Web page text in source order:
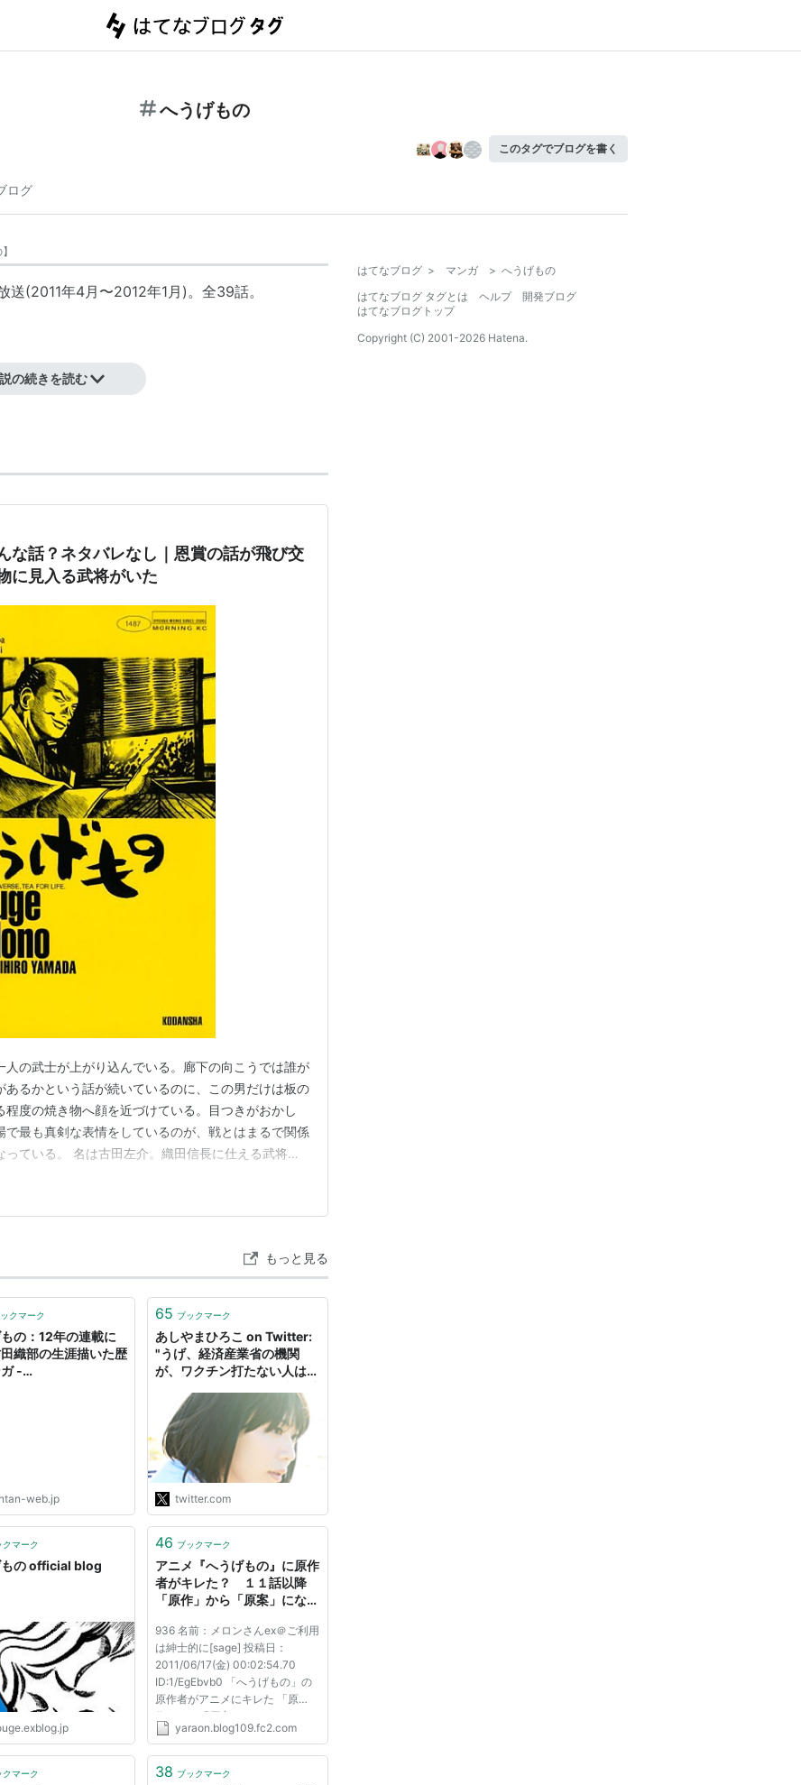
へうげもの
このタグでブログを書く
ログ
】
(2011年4月〜2012年1月)。全39話。
】
2005年から2017年11月30日発売号まで、週刊モ
。
「へうげもの」と書いて実際は「ひょうげも
武将。
豊臣秀吉、徳川家康らも活躍する。
きんもの)という意味で、実在の織部が1599年、
うげもの」と命名されている。
祭マンガ部門優秀賞
ガ大賞
の続きを読む
な話？ネタバレなし｜恩賞の話が飛び交
に見入る武将がいた
の武士が上がり込んでいる。廊下の向こうでは誰が
るかという話が続いているのに、この男だけは板の
度の焼き物へ顔を近づけている。目つきがおかし
最も真剣な表情をしているのが、戦とはまるで関係
ている。 名は古田左介。織田信長に仕える武将
は同じ陣にいる誰とも変わらない。ところが目の前
、その野心が丸ごと横へ押しや…
もっと見る
クマーク
の：12年の連載に
織部の生涯描いた歴
-
web.jp
65 ブックマーク
あしやまひろこ on Twitter:
"うげ、経済産業省の機関
が、ワクチン打たない人は、
金が無い人・鬱病・痩せてい
る人っていう身も蓋もない調
査結果出してる……。 RIETI -
どういう人々が新型コロナウ
イルスのワクチンを接種した
がらないか：…
https://t.co/l6JTGPGsZB"
twitter.com
クマーク
もの official blog
46 ブックマーク
アニメ『へうげもの』に原作
者がキレた？ １１話以降
「原作」から「原案」になる
936 名前：メロンさんex＠ご利用
は紳士的に[sage] 投稿日：
2011/06/17(金) 00:02:54.70
ID:1/EgEbvb0 「へうげもの」の
原作者がアニメにキレた 「原
作」から「原案」になってる 951
名前：メロンさんex＠ご利用は紳
2011/06/17(金) 00:04:04.64
yaraon.blog109.fc2.com
クマーク 38 ブックマーク
はてなブログ > マンガ > へうげもの
はてなブログ タグとは
ヘルプ
開発ブログ
はてなブログトップ
Copyright (C) 2001-2026 Hatena.